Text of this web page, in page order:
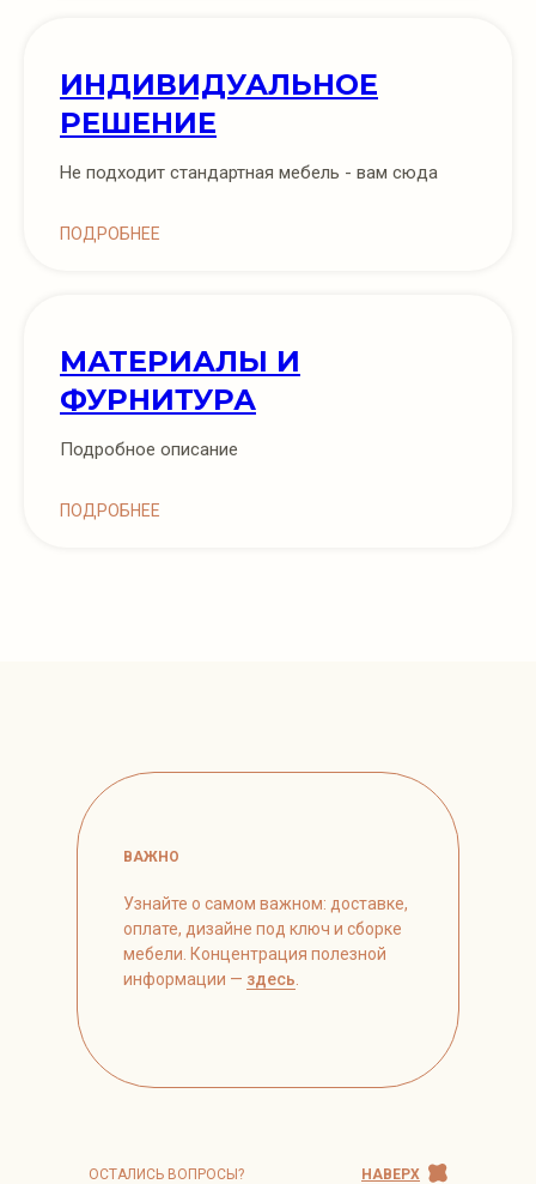
ИНДИВИДУАЛЬНОЕ
РЕШЕНИЕ
Не подходит стандартная мебель - вам сюда
ПОДРОБНЕЕ
МАТЕРИАЛЫ И
ФУРНИТУРА
Подробное описание
ПОДРОБНЕЕ
ОСТАЛИСЬ ВОПРОСЫ? НАВЕРХ
ВАЖНО
Узнайте о самом важном: доставке,
оплате, дизайне под ключ и сборке
мебели. Концентрация полезной
информации — здесь